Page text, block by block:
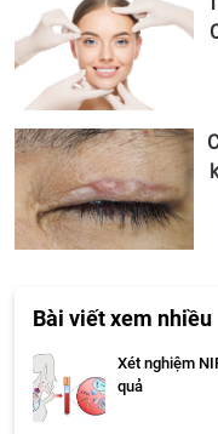
Bài viết xem nhiều
Xét nghiệm
quả